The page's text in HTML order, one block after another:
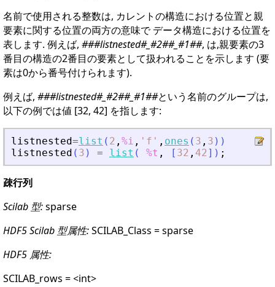
名前で使用される整数は, カレントの構造における位置と親
要素に関する位置の両方の意味で データ構造における位置を
表します. 例えば, ###listnested#_#2##_#1##, は,親要素の3
番目の構造の2番目の要素として扱われることを示します (要
素は0から番号付けられます).
例えば, ###listnested#_#2##_#1##という名前のグループは,
以下の例では値 [32, 42] を指します:
listnested=list ( 2 , %i , ' f ' , ones ( 3 , 3 ) )
listnested ( 3 ) = list ( %t , [ 32 , 42] ) ;
疎行列
Scilab 型:sparse
HDF5 Scilab 型属性:SCILAB_Class = sparse
HDF5 属性:
SCILAB_rows = <int>